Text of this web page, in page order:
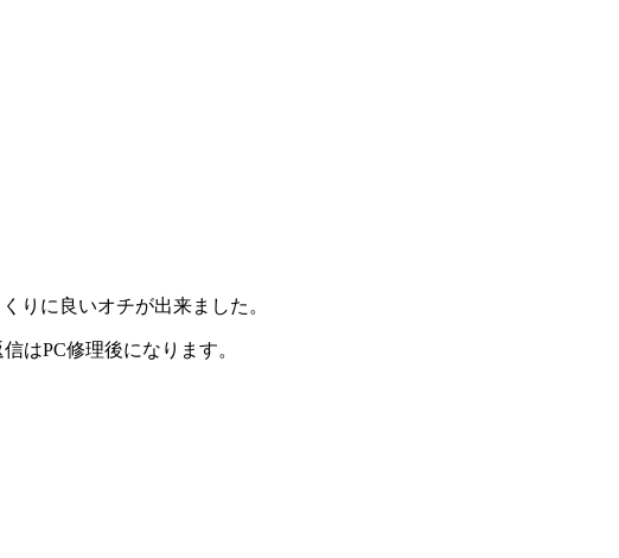
りに良いオチが出来ました。
はPC修理後になります。